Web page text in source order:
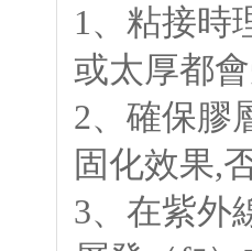
1、粘接時
或太厚都
2、確保膠
固化效果,
3、在紫外